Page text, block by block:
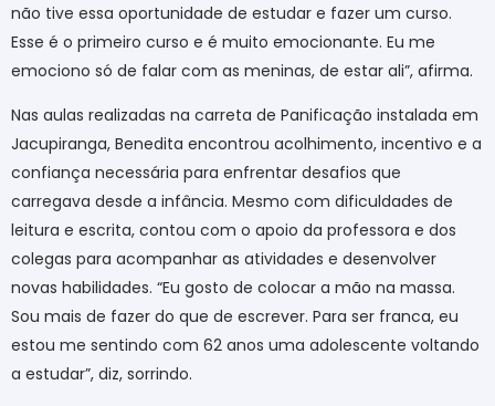
não tive essa oportunidade de estudar e fazer um curso.
Esse é o primeiro curso e é muito emocionante. Eu me
emociono só de falar com as meninas, de estar ali”, afirma.
Nas aulas realizadas na carreta de Panificação instalada em
Jacupiranga, Benedita encontrou acolhimento, incentivo e a
confiança necessária para enfrentar desafios que
carregava desde a infância. Mesmo com dificuldades de
leitura e escrita, contou com o apoio da professora e dos
colegas para acompanhar as atividades e desenvolver
novas habilidades. “Eu gosto de colocar a mão na massa.
Sou mais de fazer do que de escrever. Para ser franca, eu
estou me sentindo com 62 anos uma adolescente voltando
a estudar”, diz, sorrindo.